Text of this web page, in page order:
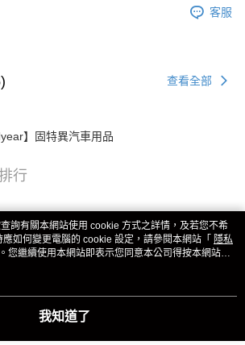
客服
查看全部
】固特異汽車用品
行
詢有關本網站使用 cookie 方式之詳情，及若您不希
如何變更電腦的 cookie 設定，請參閱本網站「 隱私
您繼續使用本網站即表示您同意本公司得按本網站使
cookie。
我知道了